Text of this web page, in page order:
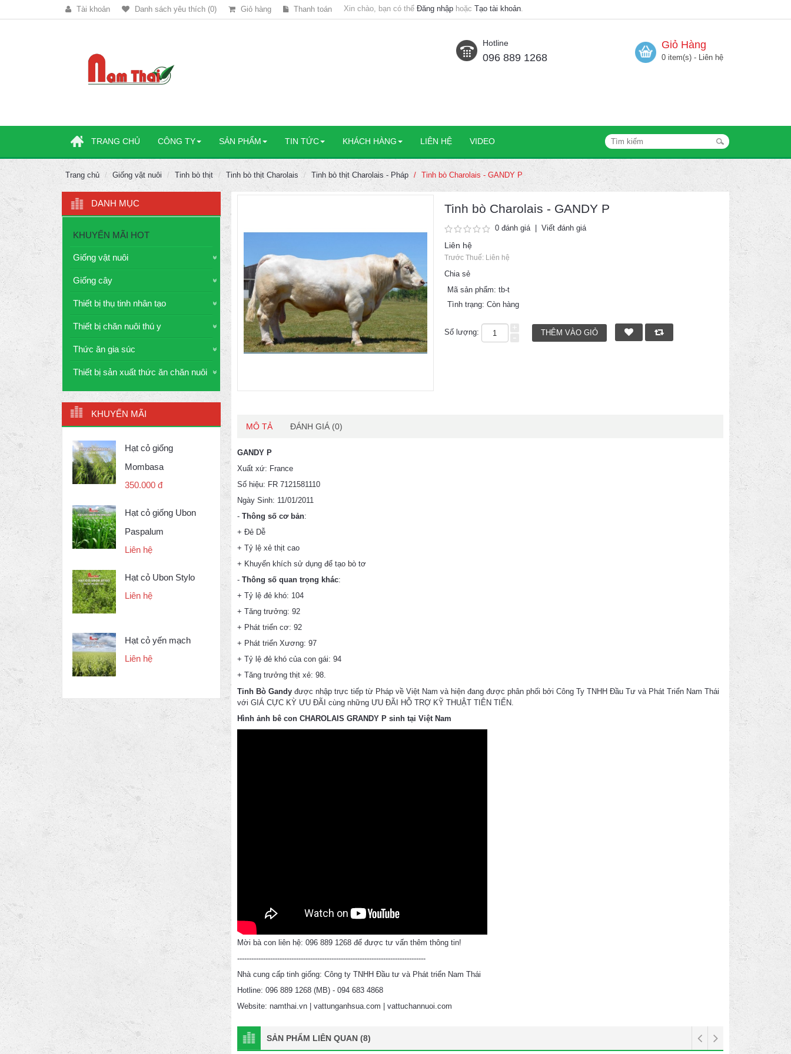
Tài khoản Danh sách yêu thích (0) Giỏ hàng Thanh toán Xin chào, bạn có thể Đăng nhập hoặc Tạo tài khoản.
Hotline
096 889 1268
Giỏ Hàng
0 item(s) - Liên hệ
TRANG CHỦ CÔNG TY SẢN PHẨM TIN TỨC KHÁCH HÀNG LIÊN HỆ VIDEO
Trang chủ Giống vật nuôi Tinh bò thịt Tinh bò thịt Charolais Tinh bò thịt Charolais - Pháp Tinh bò Charolais - GANDY P
DANH MỤC
KHUYẾN MÃI HOT
Giống vật nuôi
Giống cây
Thiết bị thụ tinh nhân tạo
Thiết bị chăn nuôi thú y
Thức ăn gia súc
Thiết bị sản xuất thức ăn chăn nuôi
KHUYẾN MÃI
Hạt cỏ giống
Mombasa
350.000 đ
Hạt cỏ giống Ubon
Paspalum
Liên hệ
Hạt cỏ Ubon Stylo
Liên hệ
Hạt cỏ yến mạch
Liên hệ
Tinh bò Charolais - GANDY P
0 đánh giá| Viết đánh giá
Liên hệ
Trước Thuế: Liên hệ
Chia sẻ
Mã sản phẩm: tb-t
Tình trạng: Còn hàng
Số lượng:
MÔ TẢ ĐÁNH GIÁ (0)
GANDY P
Xuất xứ: France
Số hiệu: FR 7121581110
Ngày Sinh: 11/01/2011
- Thông số cơ bản:
+ Đẻ Dễ
+ Tỷ lệ xẻ thịt cao
+ Khuyến khích sử dụng để tạo bò tơ
- Thông số quan trọng khác:
+ Tỷ lệ đẻ khó: 104
+ Tăng trưởng: 92
+ Phát triển cơ: 92
+ Phát triển Xương: 97
+ Tỷ lệ đẻ khó của con gái: 94
+ Tăng trưởng thịt xẻ: 98.
Tinh Bò Gandy được nhập trực tiếp từ Pháp về Việt Nam và hiện đang được phân phối bởi Công Ty TNHH Đầu Tư và Phát Triển Nam Thái
với GIÁ CỰC KỲ ƯU ĐÃI cùng những ƯU ĐÃI HỖ TRỢ KỸ THUẬT TIÊN TIẾN.
Hình ảnh bê con CHAROLAIS GRANDY P sinh tại Việt Nam
Mời bà con liên hệ: 096 889 1268 để được tư vấn thêm thông tin!
--------------------------------------------------------------------------------
Nhà cung cấp tinh giống: Công ty TNHH Đầu tư và Phát triển Nam Thái
Hotline: 096 889 1268 (MB) - 094 683 4868
Website: namthai.vn | vattunganhsua.com | vattuchannuoi.com
SẢN PHẨM LIÊN QUAN (8)